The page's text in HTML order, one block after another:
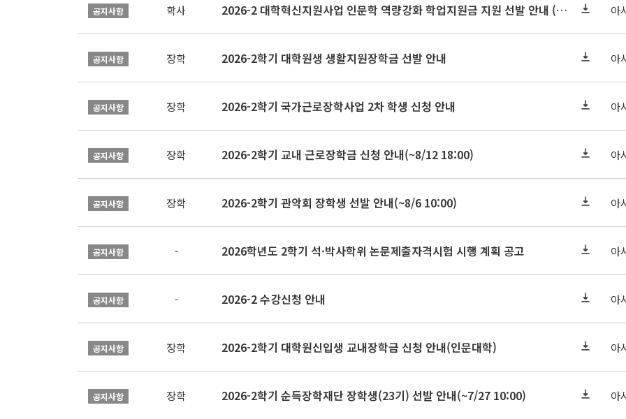
공지사항 학사 2026-2 대학혁신지원사업 인문학 역량강화 학업지원금 지원 선발 안내 (학/석/박사) 아
공지사항 장학 2026-2학기 대학원생 생활지원장학금 선발 안내 아
공지사항 장학 2026-2학기 국가근로장학사업 2차 학생 신청 안내 아
공지사항 장학 2026-2학기 교내 근로장학금 신청 안내(~8/12 18:00) 아
공지사항 장학 2026-2학기 관악회 장학생 선발 안내(~8/6 10:00) 아
공지사항 - 2026학년도 2학기 석·박사학위 논문제출자격시험 시행 계획 공고 아
공지사항 - 2026-2 수강신청 안내 아
공지사항 장학 2026-2학기 대학원신입생 교내장학금 신청 안내(인문대학) 아
공지사항 장학 2026-2학기 순득장학재단 장학생(23기) 선발 안내(~7/27 10:00) 아